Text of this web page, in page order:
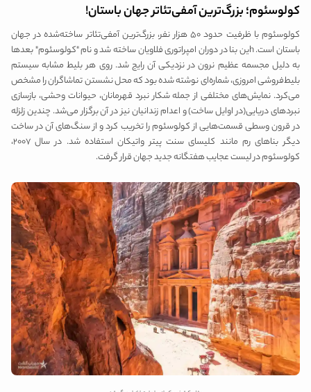
کولوسئوم؛ بزرگ‌ترین آمفی‌تئاتر جهان باستان!
کولوسئوم با ظرفیت حدود ۵۰ هزار نفر، بزرگ‌ترین آمفی‌تئاتر ساخته‌شده در جهان
باستان است. hین بنا در دوران امپراتوری فلاویان ساخته شد و نام "کولوسئوم" بعدها
به دلیل مجسمه عظیم نرون در نزدیکی آن رایج شد. روی هر بلیط مشابه سیستم
بلیط‌فروشی امروزی، شماره‌ای نوشته شده بود که محل نشستن تماشاگران را مشخص
می‌کرد. نمایش‌های مختلفی از جمله شکار نبرد قهرمانان، حیوانات وحشی، بازسازی
نبردهای دریایی(در اوایل ساخت) و اعدام زندانیان نیز در آن برگزار می‌شد. چندین زلزله
در قرون وسطی قسمت‌هایی از کولوسئوم را تخریب کرد و از سنگ‌های آن در ساخت
دیگر بناهای رم مانند کلیسای سنت پیتر واتیکان استفاده شد. در سال ۲۰۰۷،
کولوسئوم در لیست عجایب هفتگانه جدید جهان قرار گرفت.